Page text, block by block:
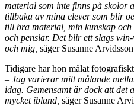
material som inte finns på skolor
tillbaka av mina elever som blir
till bra material, min kunskap
och penslar. Det blir ett slags
och mig, säger Susanne
Tidigare har hon målat
– Jag varierar mitt målande
idag. Gemensamt är dock att det
mycket ibland, säger Susanne